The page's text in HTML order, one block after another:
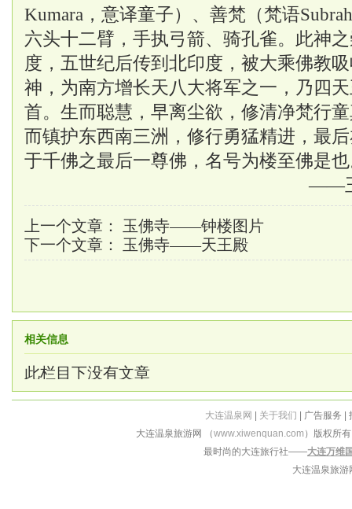
Kumara，意译童子）、善梵（梵语
六头十二臂，手执弓箭、骑孔雀。此神
度，五世纪后传到北印度，被大乘佛教
神，为南方增长天八大将军之一，乃四
首。生而聪慧，早离尘欲，修清净梵行
而镇护东西南三洲，修行勇猛精进，最
于千佛之最后一尊佛，名号为楼至佛是
——
上一个文章： 玉佛寺——钟楼图片
下一个文章： 玉佛寺——天王殿
相关信息
此栏目下没有文章
大连温泉网 关于我们 | 广告服务 |
大连温泉旅游网 （www.xiwenquan.com ）版权所
最时尚的大连旅行社——大连万维
大连温泉旅